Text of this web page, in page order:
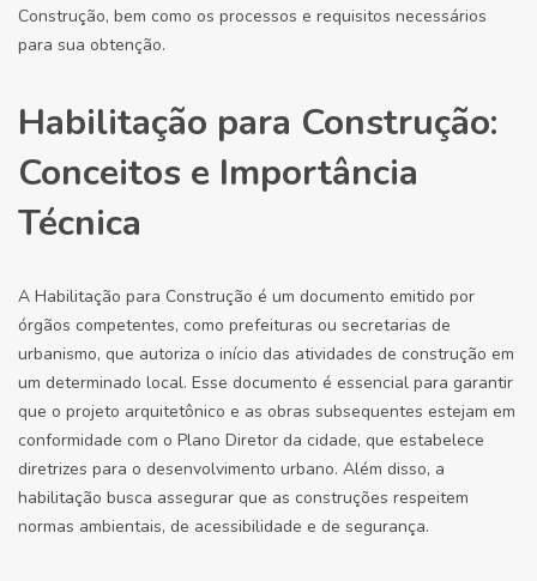
Construção, bem como os processos e requisitos necessários
para sua obtenção.
Habilitação para Construção:
Conceitos e Importância
Técnica
A Habilitação para Construção é um documento emitido por
órgãos competentes, como prefeituras ou secretarias de
urbanismo, que autoriza o início das atividades de construção em
um determinado local. Esse documento é essencial para garantir
que o projeto arquitetônico e as obras subsequentes estejam em
conformidade com o Plano Diretor da cidade, que estabelece
diretrizes para o desenvolvimento urbano. Além disso, a
habilitação busca assegurar que as construções respeitem
normas ambientais, de acessibilidade e de segurança.